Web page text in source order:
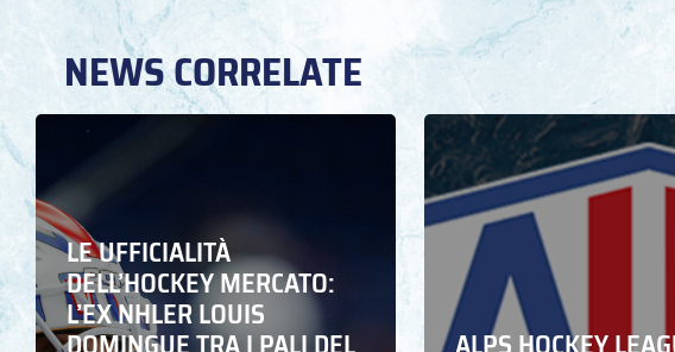
NEWS CORRELATE
LE UFFICIALITÀ
DELL’HOCKEY MERCATO:
L’EX NHLER LOUIS